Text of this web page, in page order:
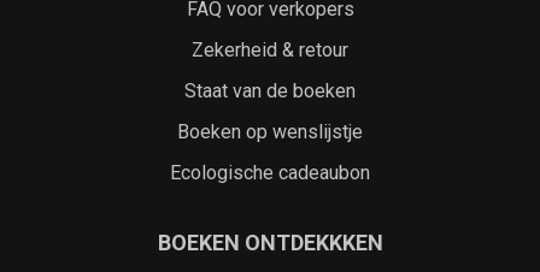
FAQ voor verkopers
Zekerheid & retour
Staat van de boeken
Boeken op wenslijstje
Ecologische cadeaubon
BOEKEN ONTDEKKKEN